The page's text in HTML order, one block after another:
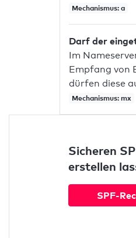
Mechanismus: a
Darf der
Im
Empfang von
dürfen diese
Mechanismus: mx
Sicheren
erstellen
SPF-